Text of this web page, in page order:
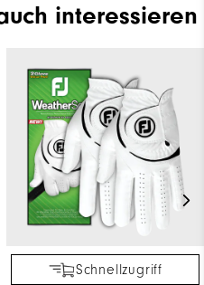
interessieren
Schnellzugriff